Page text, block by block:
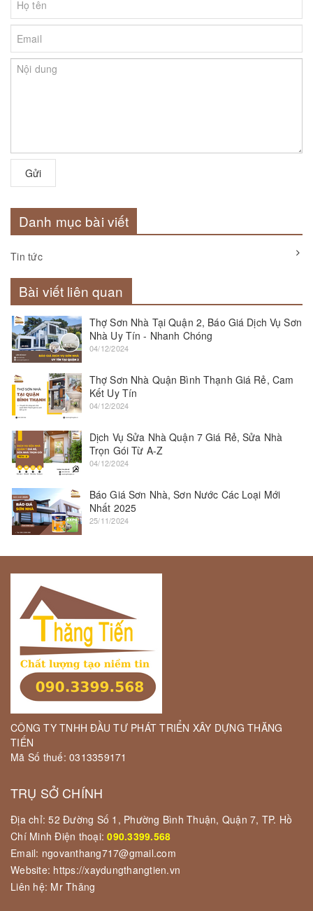
Gửi
Danh mục bài viết
Tin tức
Bài viết liên quan
Thợ Sơn Nhà Tại Quận 2, Báo Giá Dịch Vụ Sơn
Nhà Uy Tín - Nhanh Chóng
04/12/2024
Thợ Sơn Nhà Quận Bình Thạnh Giá Rẻ, Cam
Kết Uy Tín
04/12/2024
Dịch Vụ Sửa Nhà Quận 7 Giá Rẻ, Sửa Nhà
Trọn Gói Từ A-Z
04/12/2024
Báo Giá Sơn Nhà, Sơn Nước Các Loại Mới
Nhất 2025
25/11/2024
CÔNG TY TNHH ĐẦU TƯ PHÁT TRIỂN XÂY DỰNG THĂNG
TIẾN
Mã Số thuế: 0313359171
TRỤ SỞ CHÍNH
Địa chỉ: 52 Đường Số 1, Phường Bình Thuận, Quận 7, TP. Hồ
Chí Minh Điện thoại:090.3399.568
Email: ngovanthang717@gmail.com
Website: https://xaydungthangtien.vn
Liên hệ: Mr Thăng